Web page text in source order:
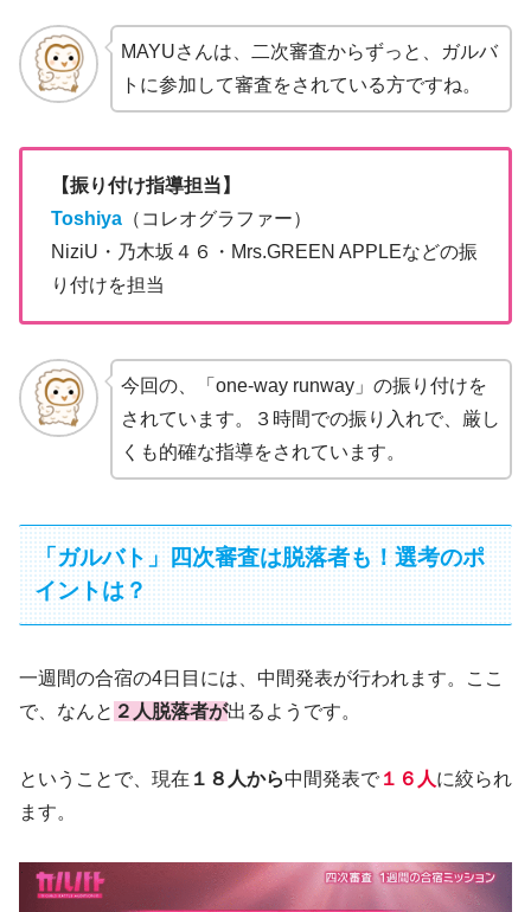
MAYUさんは、二次審査からずっと、ガルバ
トに参加して審査をされている方ですね。
【振り付け指導担当】
Toshiya （コレオグラファー）
NiziU・乃木坂４６・Mrs.GREEN APPLEなどの振
り付けを担当
今回の、「one-way runway」の振り付けを
されています。３時間での振り入れで、厳し
くも的確な指導をされています。
「ガルバト」四次審査は脱落者も！選考のポ
イントは？
一週間の合宿の4日目には、中間発表が行われます。ここ
で、なんと ２人脱落者が出るようです。
ということで、現在 １８人から中間発表で １６人に絞られ
ます。